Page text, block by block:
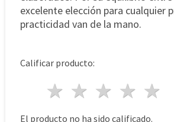
excelente elección para cualquier
practicidad van de la mano.
Calificar producto:
4
3
2 estrellas
1 estrella
El producto no ha sido calificado.